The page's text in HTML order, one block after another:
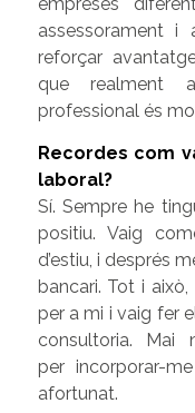
assessorament i
reforçar
que realment
professional és
Recordes com
laboral?
Sí. Sempre he
positiu. Vaig
d’estiu, i després
bancari. Tot i
per a mi i vaig fer
consultoria.
per incorporar-
afortunat.